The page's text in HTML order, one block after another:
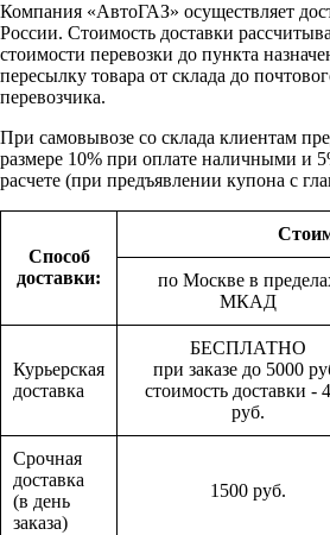
Компания «АвтоГАЗ» осуществляет
России. Стоимость доставки
стоимости перевозки до пункта
пересылку товара от склада до
перевозчика.
При самовывозе со склада клиентам
размере 10% при оплате наличными и
расчете (при предъявлении купона с
Способ
доставки:
по Москве в
МКАД
Курьерская
доставка
БЕСПЛАТНО
при заказе до 5000
стоимость доставки -
руб.
Срочная
доставка
(в день
заказа)
1500 руб.